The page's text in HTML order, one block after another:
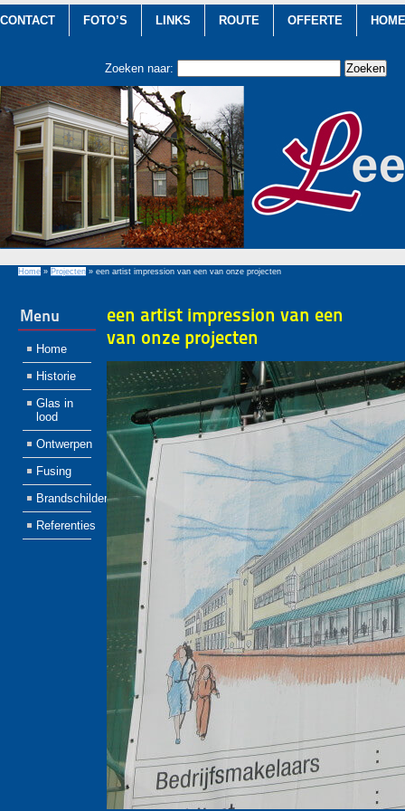
CONTACT FOTO’S LINKS ROUTE OFFERTE HOME
Zoeken naar:
Home » Projecten » een artist impression van een van onze projecten
Menu
Home
Historie
Glas in
lood
Ontwerpen
Fusing
Brandschilderen
Referenties
een artist impression van een
van onze projecten